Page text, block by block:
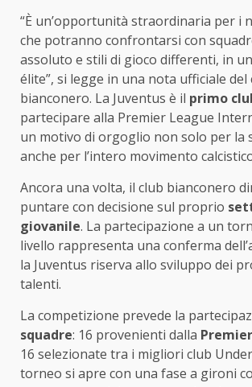
“È un’opportunità straordinaria per i
che potranno confrontarsi con
assoluto e stili di gioco differenti, in
élite”, si legge in una nota ufficiale del
bianconero. La Juventus è il primo
partecipare alla Premier League
un motivo di orgoglio non solo per la
anche per l’intero movimento
Ancora una volta, il club bianconero
puntare con decisione sul proprio
giovanile. La partecipazione a un
livello rappresenta una conferma
la Juventus riserva allo sviluppo dei
talenti.
La competizione prevede la
squadre: 16 provenienti dalla
16 selezionate tra i migliori club
torneo si apre con una fase a gironi